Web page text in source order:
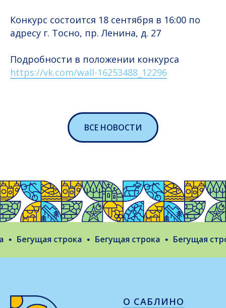
Конкурс состоится 18 сентября в 16:00 по
адресу г. Тосно, пр. Ленина, д. 27
Подробности в положении конкурса
https://vk.com/wall-16253488_12296
ВСЕ НОВОСТИ
Бегущая строка Бегущая строка Бегущая
О САБЛИНО